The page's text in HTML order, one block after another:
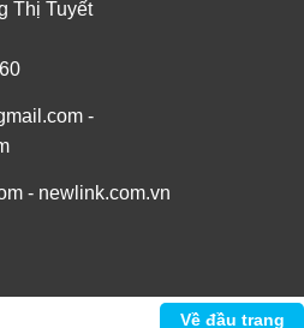
Thị Tuyết
-
- newlink.com.vn
Về đầu trang